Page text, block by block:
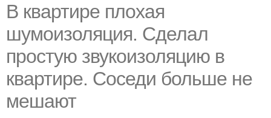
В квартире плохая
шумоизоляция. Сделал
простую звукоизоляцию в
квартире. Соседи больше не
мешают